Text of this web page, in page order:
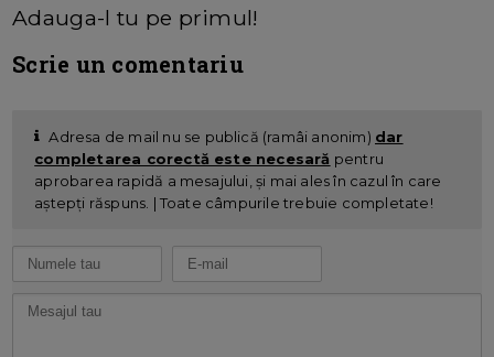
Adauga-l tu pe primul!
Scrie un comentariu
Adresa de mail nu se publică (ramâi anonim) dar
completarea corectă este necesară pentru
aprobarea rapidă a mesajului, și mai ales în cazul în care
aștepți răspuns. | Toate câmpurile trebuie completate!